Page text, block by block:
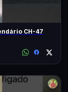
CH-47